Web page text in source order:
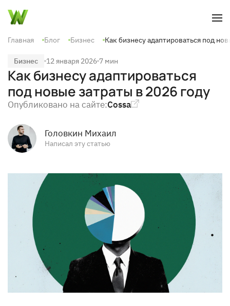
к
основному
содержанию
Главная Блог Бизнес Как бизнесу адаптироваться под
Бизнес 12 января 2026 7 мин
Как бизнесу адаптироваться
под новые затраты в 2026 году
Опубликовано на сайте:Cossa
Головкин Михаил
Написал эту статью